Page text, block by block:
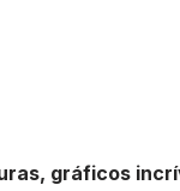
gráficos